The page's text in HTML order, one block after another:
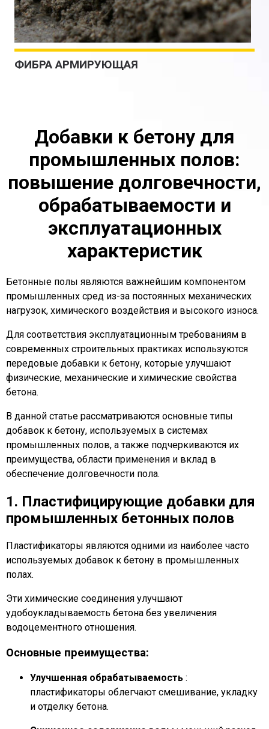
ФИБРА АРМИРУЮЩАЯ
Добавки к бетону для
промышленных полов:
повышение долговечности,
обрабатываемости и
эксплуатационных
характеристик
Бетонные полы являются важнейшим компонентом
промышленных сред из-за постоянных механических
нагрузок, химического воздействия и высокого износа.
Для соответствия эксплуатационным требованиям в
современных строительных практиках используются
передовые добавки к бетону, которые улучшают
физические, механические и химические свойства
бетона.
В данной статье рассматриваются основные типы
добавок к бетону, используемых в системах
промышленных полов, а также подчеркиваются их
преимущества, области применения и вклад в
обеспечение долговечности пола.
1. Пластифицирующие добавки для
промышленных бетонных полов
Пластификаторы являются одними из наиболее часто
используемых добавок к бетону в промышленных
полах.
Эти химические соединения улучшают
удобоукладываемость бетона без увеличения
водоцементного отношения.
Основные преимущества:
Улучшенная обрабатываемость :
пластификаторы облегчают смешивание, укладку
и отделку бетона.